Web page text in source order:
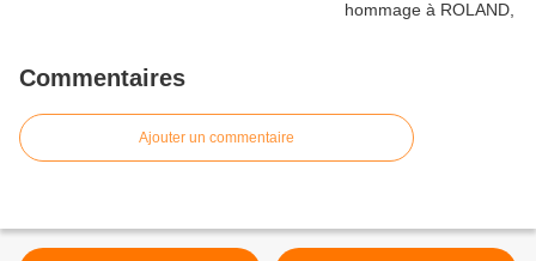
Commentaires
Ajouter un commentaire